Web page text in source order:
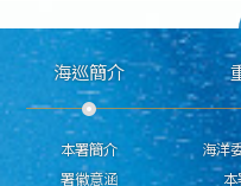
海巡簡介
本署簡介
署徽意涵
海洋